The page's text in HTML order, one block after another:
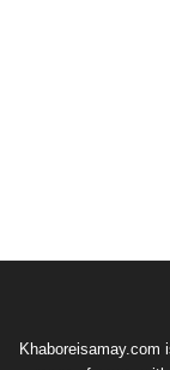
Khaboreisamay.com